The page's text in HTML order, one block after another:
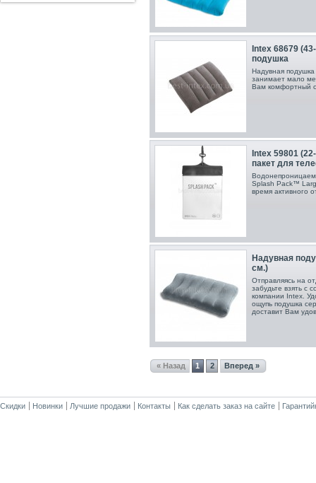
Intex 68679
подушка
Надувная подушка
занимает мало
Вам комфортный
Intex 59801
пакет для
Splash Pack™
время активного
Надувная
см.)
Отправляясь на
забудьте взять с
компании Intex.
ощупь подушка
доставит Вам
« Назад 1 2 Вперед »
Скидки Новинки Лучшие продажи Контакты Как сделать заказ на сайте